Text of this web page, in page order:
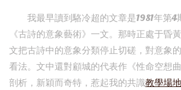
我最早讀到駱冷超的文章是1981年第
《古詩的意象藝術》一文。那時正處于昏
文把古詩中的意象分類停止切磋，對意象
看法。文中還對顧城的代表作《性命空想
剖析，新穎而奇特，惹起我的共識教學場地